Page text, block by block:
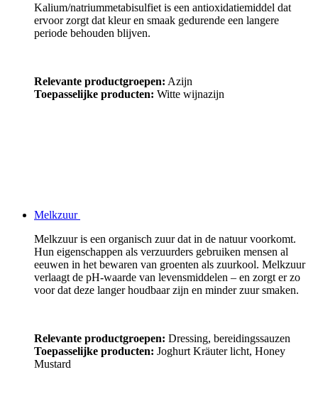
Kalium/natriummetabisulfiet is een antioxidatiemiddel dat
ervoor zorgt dat kleur en smaak gedurende een langere
periode behouden blijven.
Relevante productgroepen: Azijn
Toepasselijke producten: Witte wijnazijn
Melkzuur
Melkzuur is een organisch zuur dat in de natuur voorkomt.
Hun eigenschappen als verzuurders gebruiken mensen al
eeuwen in het bewaren van groenten als zuurkool. Melkzuur
verlaagt de pH-waarde van levensmiddelen – en zorgt er zo
voor dat deze langer houdbaar zijn en minder zuur smaken.
Relevante productgroepen: Dressing, bereidingssauzen
Toepasselijke producten: Joghurt Kräuter licht, Honey
Mustard